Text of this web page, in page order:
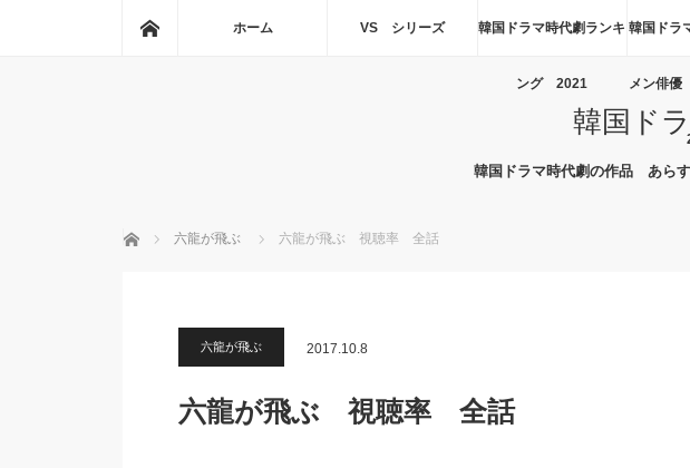
ホーム VS シリーズ 韓国ドラマ時代劇ランキ
ング 2021
韓国ドラ
メン俳
韓国ド
韓国ドラマ時代劇の作品 あら
ホーム 六龍が飛ぶ 六龍が飛ぶ 視聴率 全話
六龍が飛ぶ 2017.10.8
六龍が飛ぶ 視聴率 全話